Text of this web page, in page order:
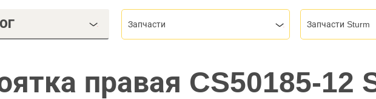
Запчасти Запчасти Sturm
правая CS50185-12